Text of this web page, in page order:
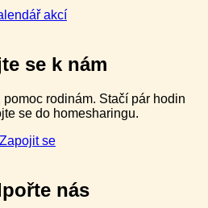
akcí
se k nám
rodinám. Stačí pár hodin
se do homesharingu.
Zapojit se
nás